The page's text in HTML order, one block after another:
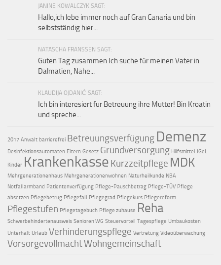
JANINE KOWALCZYK SAGT:
Hallo,ich lebe immer noch auf Gran Canaria und bin
selbstständig hier...
NATASCHA FRANSSEN SAGT:
Guten Tag zusammen Ich suche für meinen Vater in
Dalmatien, Nähe...
KLAUDIJA OJDANIĆ SAGT:
Ich bin interesiert fur Betreuung ihre Mutter! Bin Kroatin
und spreche...
2017 Anwalt barrierefrei Betreuungsverfügung Demenz
Desinfektionsautomaten Eltern Gesetz Grundversorgung Hilfsmittel IGeL
Kinder Krankenkasse Kurzzeitpflege MDK
Mehrgenerationenhaus Mehrgenerationenwohnen Naturheilkunde NBA
Notfallarmband Patientenverfügung Pflege-Pauschbetrag Pflege-TÜV Pflege
absetzen Pflegebetrug Pflegefall Pflegegrad Pflegekurs Pflegereform
Pflegestufen Pflegetagebuch Pflege zuhause Reha
Schwerbehindertenausweis Senioren WG Steuervorteil Tagespflege Umbaukosten
Unterhalt Urlaub Verhinderungspflege Vertretung Videoüberwachung
VorsorgevollmachtWohngemeinschaft